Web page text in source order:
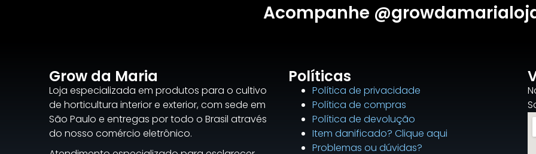
Acompanhe
Grow da Maria
Loja especializada em produtos para o cultivo
de horticultura interior e exterior, com sede em
São Paulo e entregas por todo o Brasil através
do nosso comércio eletrônico.
Políticas
Política de privacidade
Política de compras
Política de devolução
Item danificado? Clique aqui
Problemas ou dúvidas?